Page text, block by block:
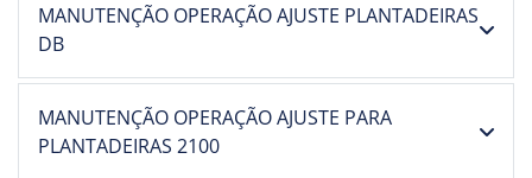
MANUTENÇÃO OPERAÇÃO AJUSTE PLANTADEIRAS
DB
MANUTENÇÃO OPERAÇÃO AJUSTE PARA
PLANTADEIRAS 2100